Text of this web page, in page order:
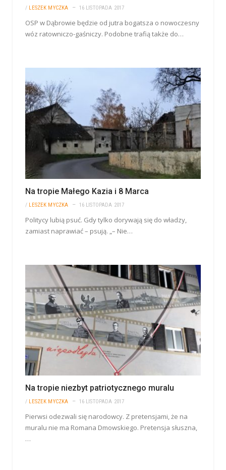
/ LESZEK MYCZKA 16 LISTOPADA 2017
OSP w Dąbrowie będzie od jutra bogatsza o nowoczesny
wóz ratowniczo-gaśniczy. Podobne trafią także do…
Na tropie Małego Kazia i 8 Marca
/ LESZEK MYCZKA 16 LISTOPADA 2017
Politycy lubią psuć. Gdy tylko dorywają się do władzy,
zamiast naprawiać – psują. „– Nie…
Na tropie niezbyt patriotycznego muralu
/ LESZEK MYCZKA 16 LISTOPADA 2017
Pierwsi odezwali się narodowcy. Z pretensjami, że na
muralu nie ma Romana Dmowskiego. Pretensja słuszna,
…